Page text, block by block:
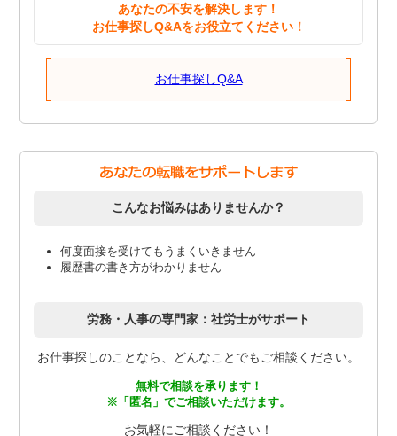
あなたの不安を解決します！
お仕事探しQ&Aをお役立てください！
お仕事探しQ&A
こんなお悩みはありませんか？
何度面接を受けてもうまくいきません
履歴書の書き方がわかりません
労務・人事の専門家：社労士がサポート
お仕事探しのことなら、どんなことでもご相談ください。
無料で相談を承ります！
※「匿名」でご相談いただけます。
お気軽にご相談ください！